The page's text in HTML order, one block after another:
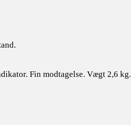
Fin modtagelse. Vægt 2,6 kg.